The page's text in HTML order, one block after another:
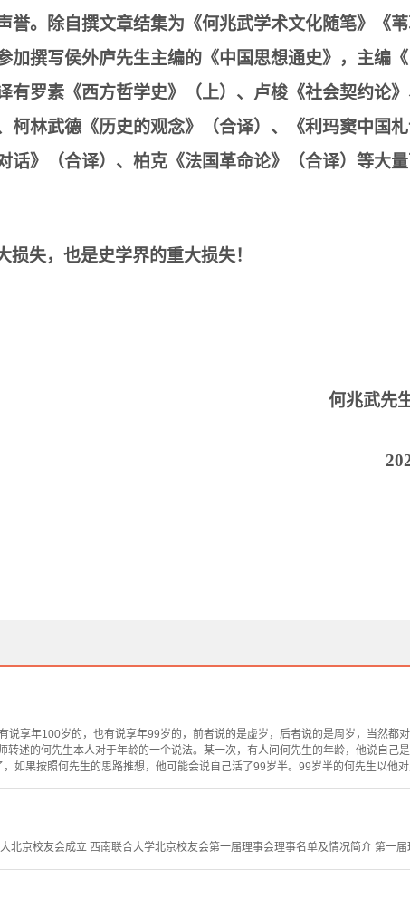
誉。除自撰文章结集为《何兆武学术文化随笔》《
加撰写侯外庐先生主编的《中国思想通史》，主编
有罗素《西方哲学史》（上）、卢梭《社会契约论
柯林武德《历史的观念》（合译）、《利玛窦中国
》（合译）、柏克《法国革命论》（合译）等大
失，也是史学界的重大损失！
何兆武先
说享年100岁的，也有说享年99岁的，前者说的是虚岁，后者说的是周岁，当然都
转述的何先生本人对于年龄的一个说法。某一次，有人问何先生的年龄，他说自己
如果按照何先生的思路推想，他可能会说自己活了99岁半。99岁半的何先生以他
北京校友会成立 西南联合大学北京校友会第一届理事会理事名单及情况简介 第一届